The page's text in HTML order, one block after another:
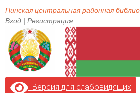
Пинская центральная районная
Вход | Регистрация
Версия для слабовидящих